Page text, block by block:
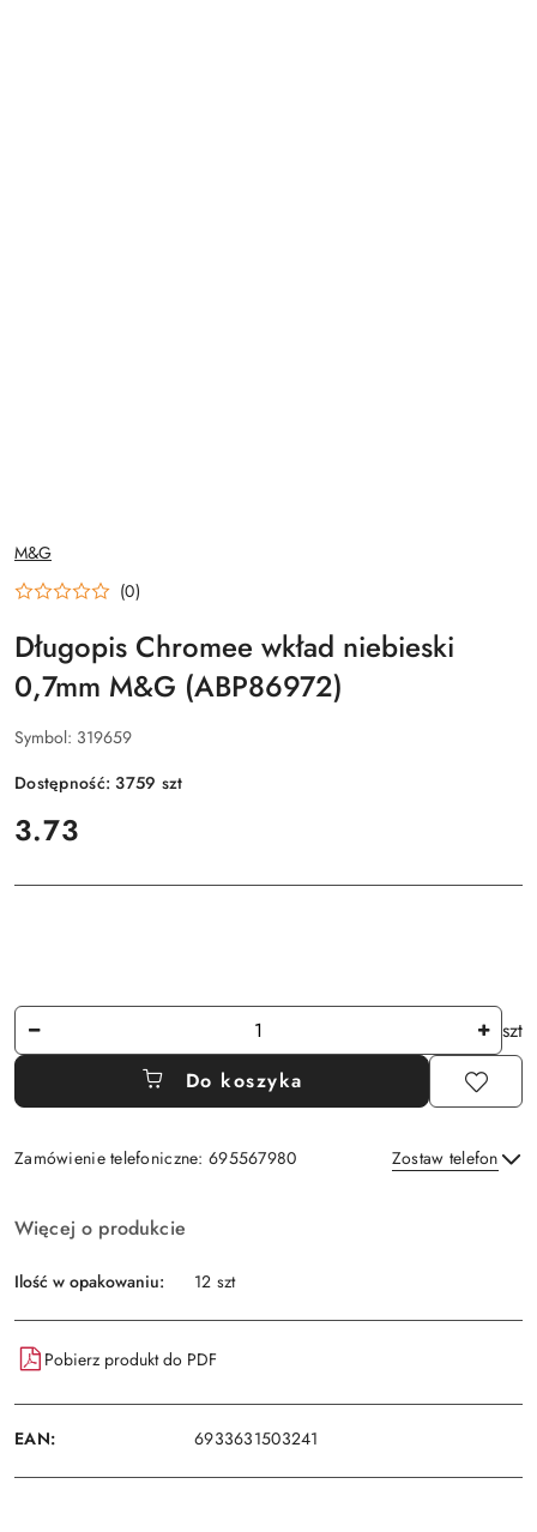
NAZWA
PRODUCENTA:
M&G
(0)
Długopis Chromee wkład niebieski
0,7mm M&G (ABP86972)
Symbol: 319659
Dostępność:3759 szt
cena:
3.73
Ilość
szt
Do koszyka
Zamówienie telefoniczne: 695567980 Zostaw telefon
i
dostawa
Więcej o produkcie
Ilość w opakowaniu: 12 szt
Pobierz produkt do PDF
EAN: 6933631503241